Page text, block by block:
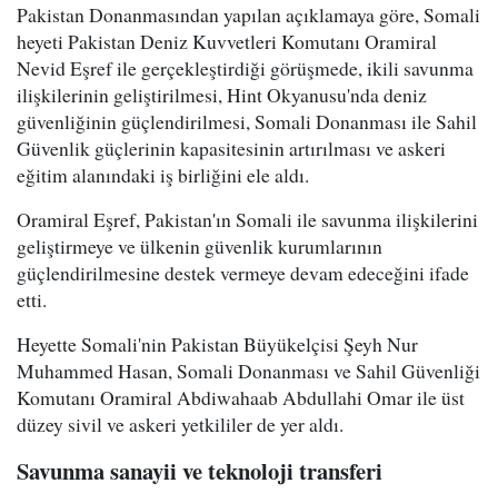
Pakistan Donanmasından yapılan açıklamaya göre, Somali
heyeti Pakistan Deniz Kuvvetleri Komutanı Oramiral
Nevid Eşref ile gerçekleştirdiği görüşmede, ikili savunma
ilişkilerinin geliştirilmesi, Hint Okyanusu'nda deniz
güvenliğinin güçlendirilmesi, Somali Donanması ile Sahil
Güvenlik güçlerinin kapasitesinin artırılması ve askeri
eğitim alanındaki iş birliğini ele aldı.
Oramiral Eşref, Pakistan'ın Somali ile savunma ilişkilerini
geliştirmeye ve ülkenin güvenlik kurumlarının
güçlendirilmesine destek vermeye devam edeceğini ifade
etti.
Heyette Somali'nin Pakistan Büyükelçisi Şeyh Nur
Muhammed Hasan, Somali Donanması ve Sahil Güvenliği
Komutanı Oramiral Abdiwahaab Abdullahi Omar ile üst
düzey sivil ve askeri yetkililer de yer aldı.
Savunma sanayii ve teknoloji transferi